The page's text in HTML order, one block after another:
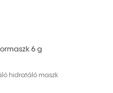
6 g
hidratáló maszk